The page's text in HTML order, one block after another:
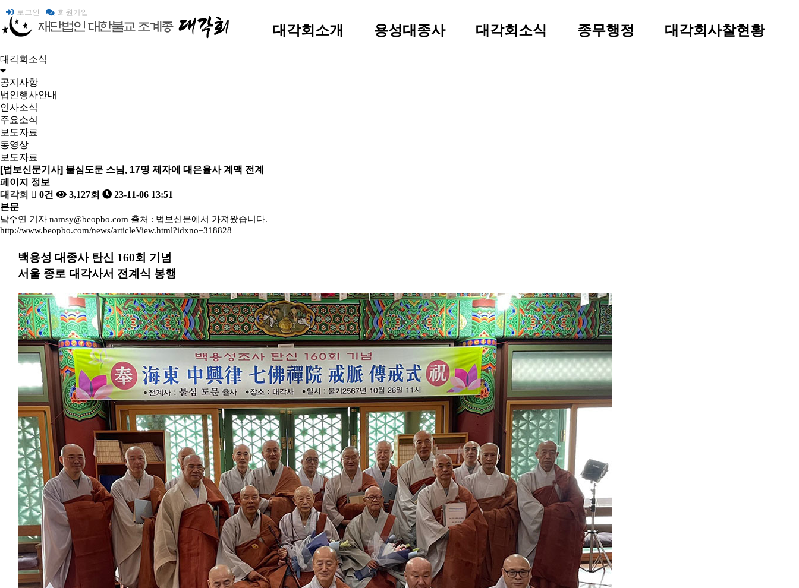
로그인 회원가입
대각회소개 용성대종사 대각회소식 종무행정 대각회사찰현황
대각회소식
공지사항
법인행사안내
인사소식
주요소식
보도자료
동영상
보도자료
[법보신문기사] 불심도문 스님, 17명 제자에 대은율사 계맥 전계
페이지 정보
대각회
0건 3,127회
23-11-06 13:51
본문
남수연 기자 namsy@beopbo.com 출처 : 법보신문에서 가져왔습니다.
http://www.beopbo.com/news/articleView.html?idxno=318828
백용성 대종사 탄신 160회 기념
서울 종로 대각사서 전계식 봉행